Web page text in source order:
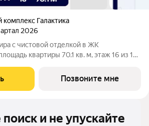
комплекс Галактика
2026
с чистовой отделкой в ЖК
70.1 кв. м, этаж 16 из 18.
проспекте Космонавтов. Это формат для
Позвоните мне
и не упускайте